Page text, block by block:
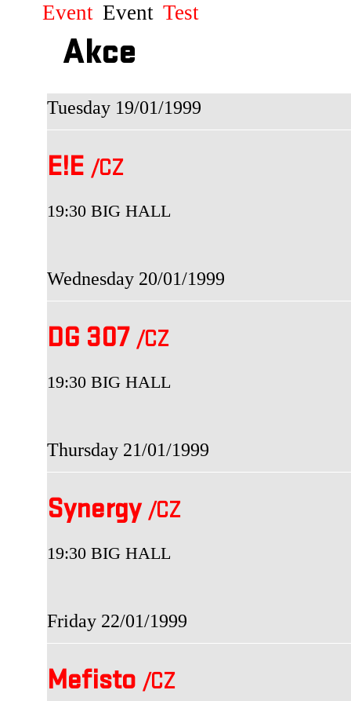
Event Event Test
Akce
Tuesday 19/01/1999
E!E /CZ
19:30 BIG HALL
Wednesday 20/01/1999
DG 307 /CZ
19:30 BIG HALL
Thursday 21/01/1999
Synergy /CZ
19:30 BIG HALL
Friday 22/01/1999
Mefisto /CZ